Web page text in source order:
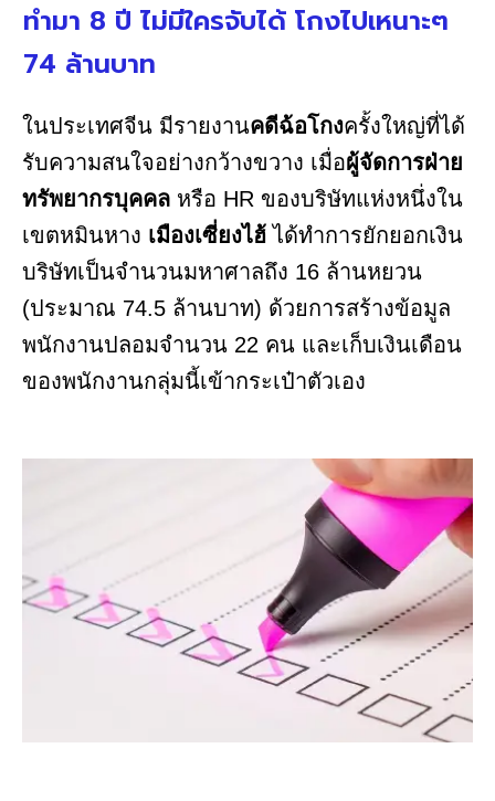
ทำมา 8 ปี ไม่มีใครจับได้ โกงไปเหนาะๆ
74 ล้านบาท
ในประเทศจีน มีรายงานคดีฉ้อโกงครั้งใหญ่ที่ได้
รับความสนใจอย่างกว้างขวาง เมื่อผู้จัดการฝ่าย
ทรัพยากรบุคคล หรือ HR ของบริษัทแห่งหนึ่งใน
เขตหมินหาง เมืองเซี่ยงไฮ้ได้ทำการยักยอกเงิน
บริษัทเป็นจำนวนมหาศาลถึง 16 ล้านหยวน
(ประมาณ 74.5 ล้านบาท) ด้วยการสร้างข้อมูล
พนักงานปลอมจำนวน 22 คน และเก็บเงินเดือน
ของพนักงานกลุ่มนี้เข้ากระเป๋าตัวเอง